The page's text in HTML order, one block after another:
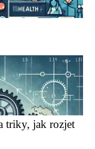
triky, jak rozjet